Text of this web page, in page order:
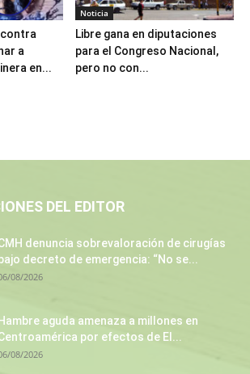
contra
a
en...
Noticia
Libre gana en diputaciones
para el Congreso Nacional,
pero no con...
DEL EDITOR
denuncia sobrevaloración de cirugías
bajo decreto de emergencia: “No se...
08/2026
Hambre aguda amenaza a millones en
por efectos de El...
08/2026